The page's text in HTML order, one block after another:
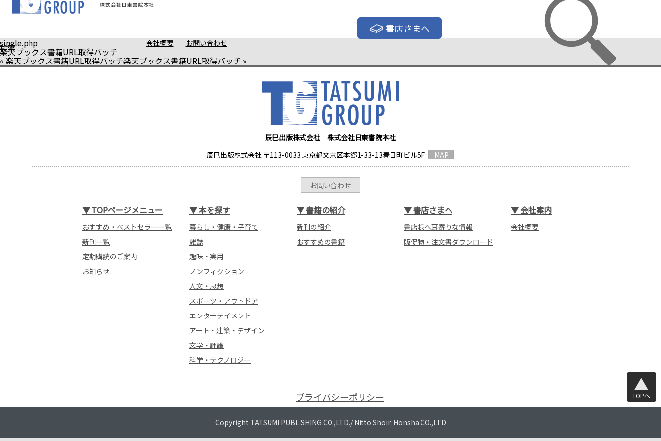
書店さまへ
会社概要 お問い合わせ
検索
single.php
楽天ブックス書籍URL取得バッチ
« 楽天ブックス書籍URL取得バッチ楽天ブックス書籍URL取得バッチ »
辰巳出版株式会社 株式会社日東書院本社
辰巳出版株式会社 〒113-0033 東京都文京区本郷1-33-13春日町ビル5F
MAP
お問い合わせ
▼TOPページメニュー
おすすめ・ベストセラー一覧
新刊一覧
定期購読のご案内
お知らせ
▼本を探す
暮らし・健康・子育て
雑誌
趣味・実用
ノンフィクション
人文・思想
スポーツ・アウトドア
エンターテイメント
アート・建築・デザイン
文学・評論
科学・テクノロジー
▼書籍の紹介
新刊の紹介
おすすめの書籍
▼書店さまへ
書店様へ耳寄りな情報
販促物・注文書ダウンロード
▼会社案内
会社概要
プライバシーポリシー TOPへ
Copyright TATSUMI PUBLISHING CO.,LTD./ Nitto Shoin Honsha CO.,LTD